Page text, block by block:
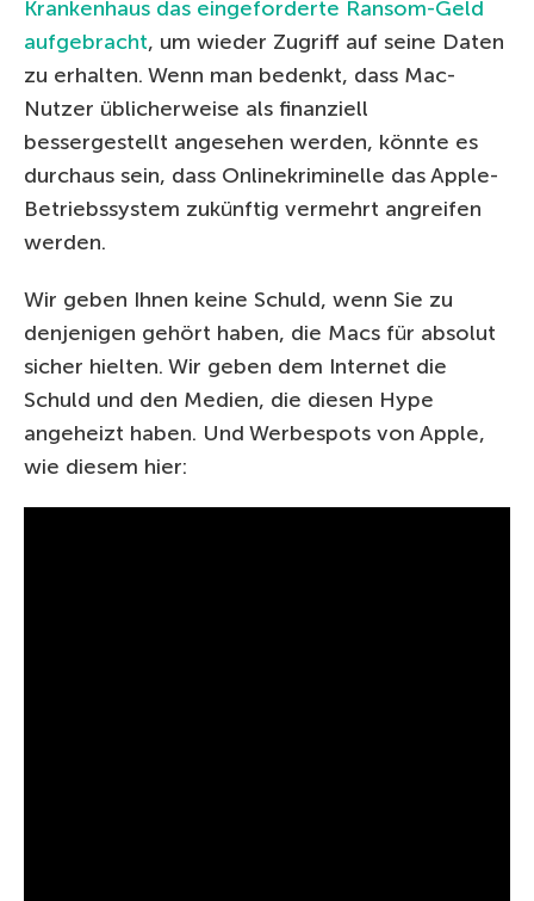
Krankenhaus das eingeforderte Ransom-Geld
aufgebracht, um wieder Zugriff auf seine Daten
zu erhalten. Wenn man bedenkt, dass Mac-
Nutzer üblicherweise als finanziell
bessergestellt angesehen werden, könnte es
durchaus sein, dass Onlinekriminelle das Apple-
Betriebssystem zukünftig vermehrt angreifen
werden.
Wir geben Ihnen keine Schuld, wenn Sie zu
denjenigen gehört haben, die Macs für absolut
sicher hielten. Wir geben dem Internet die
Schuld und den Medien, die diesen Hype
angeheizt haben. Und Werbespots von Apple,
wie diesem hier: